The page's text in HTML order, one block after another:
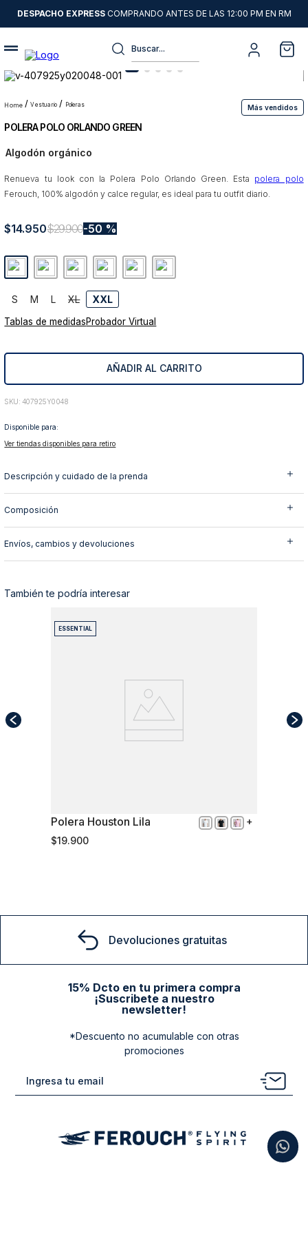
DESPACHO EXPRESSCOMPRANDO ANTES DE LAS 12:00 PM EN RM
Buscar...
vestuario poleras Más vendidos
POLERA POLO ORLANDO GREEN
Algodón orgánico
Renueva tu look con la Polera Polo Orlando Green. Esta polera polo
Ferouch, 100% algodón y calce regular, es ideal para tu outfit diario.
$14.950$29.900 50 %
S M L XL XXL
Tablas de medidasProbador Virtual
AÑADIR AL CARRITO
: 407925Y0048
Disponible para:
Ver tiendas disponibles para retiro
Descripción y cuidado de la prenda
Composición
Envíos, cambios y devoluciones
También te podría interesar
XL
ESSENTIAL
Polera Houston Lila
$19.900
Devoluciones gratuitas
15% Dcto en tu primera compra
¡Suscribete a nuestro
newsletter!
*Descuento no acumulable con otras
promociones
1.
sweater
2.
chaquetas
3.
camisas
4.
pantalon
6.
jeans
8.
blazer
9
poleron
10. abrigo